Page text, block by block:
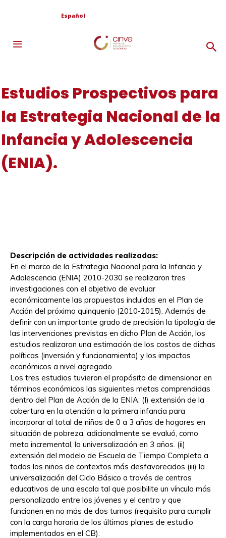
Español
Estudios Prospectivos para
la Estrategia Nacional de la
Infancia y Adolescencia
(ENIA).
Descripción de actividades realizadas:
En el marco de la Estrategia Nacional para la Infancia y
Adolescencia (ENIA) 2010-2030 se realizaron tres
investigaciones con el objetivo de evaluar
económicamente las propuestas incluidas en el Plan de
Acción del próximo quinquenio (2010-2015). Además de
definir con un importante grado de precisión la tipología de
las intervenciones previstas en dicho Plan de Acción, los
estudios realizaron una estimación de los costos de dichas
políticas (inversión y funcionamiento) y los impactos
económicos a nivel agregado.
Los tres estudios tuvieron el propósito de dimensionar en
términos económicos las siguientes metas comprendidas
dentro del Plan de Acción de la ENIA: (I) extensión de la
cobertura en la atención a la primera infancia para
incorporar al total de niños de 0 a 3 años de hogares en
situación de pobreza, adicionalmente se evaluó, como
meta incremental, la universalización en 3 años. (ii)
extensión del modelo de Escuela de Tiempo Completo a
todos los niños de contextos más desfavorecidos (iii) la
universalización del Ciclo Básico a través de centros
educativos de una escala tal que posibilite un vínculo más
personalizado entre los jóvenes y el centro y que
funcionen en no más de dos turnos (requisito para cumplir
con la carga horaria de los últimos planes de estudio
implementados en el CB).